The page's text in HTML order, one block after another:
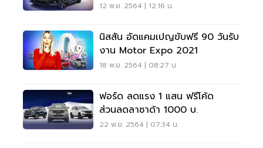
12 พ.ย. 2564 | 12:16 น.
นิสสัน อัดแคมเปญขับฟรี 90 วันรับ
งาน Motor Expo 2021
18 พ.ย. 2564 | 08:27 น.
ฟอร์ด ลดแรง 1 แสน ฟรีโค้ด
ส่วนลดลาซาด้า 1000 บ.
22 พ.ย. 2564 | 07:34 น.